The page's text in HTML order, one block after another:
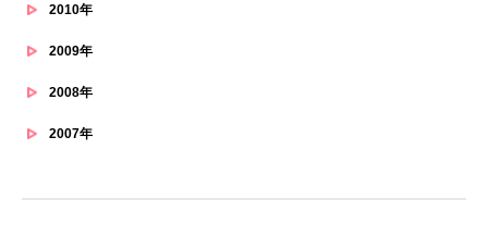
2010年
2009年
2008年
2007年